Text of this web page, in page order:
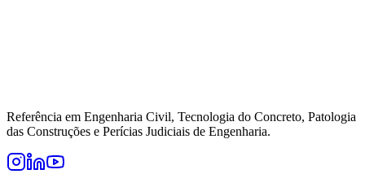
Referência em Engenharia Civil, Tecnologia do Concreto, Patologia
das Construções e Perícias Judiciais de Engenharia.